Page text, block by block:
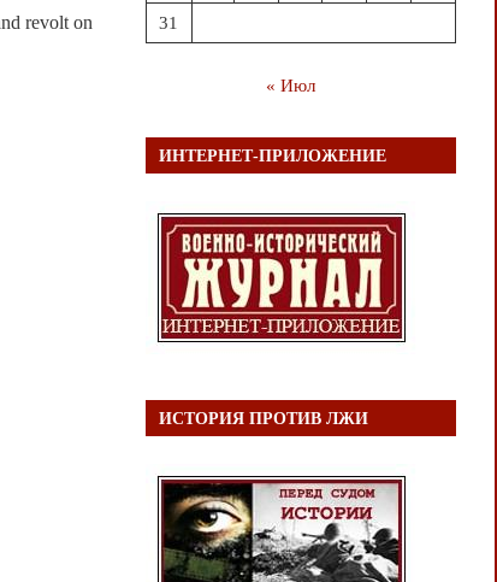
revolt on
31
« Июл
ИНТЕРНЕТ-ПРИЛОЖЕНИЕ
ИСТОРИЯ ПРОТИВ ЛЖИ